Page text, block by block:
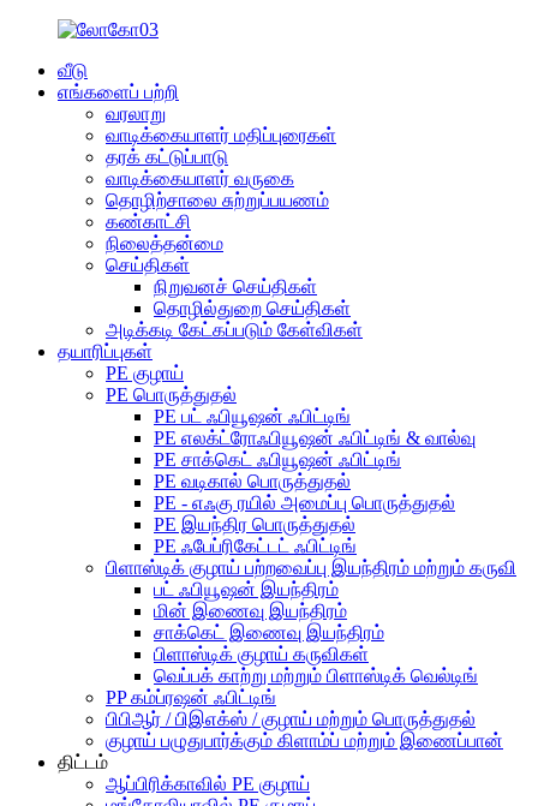
வீடு
எங்களைப் பற்றி
வரலாறு
வாடிக்கையாளர் மதிப்புரைகள்
தரக் கட்டுப்பாடு
வாடிக்கையாளர் வருகை
தொழிற்சாலை சுற்றுப்பயணம்
கண்காட்சி
நிலைத்தன்மை
செய்திகள்
நிறுவனச் செய்திகள்
தொழில்துறை செய்திகள்
அடிக்கடி கேட்கப்படும் கேள்விகள்
தயாரிப்புகள்
PE குழாய்
PE பொருத்துதல்
PE பட் ஃபியூஷன் ஃபிட்டிங்
PE எலக்ட்ரோஃபியூஷன் ஃபிட்டிங் & வால்வு
PE சாக்கெட் ஃபியூஷன் ஃபிட்டிங்
PE வடிகால் பொருத்துதல்
PE - எஃகு ரயில் அமைப்பு பொருத்துதல்
PE இயந்திர பொருத்துதல்
PE ஃபேப்ரிகேட்டட் ஃபிட்டிங்
பிளாஸ்டிக் குழாய் பற்றவைப்பு இயந்திரம் மற்றும் கருவி
பட் ஃபியூஷன் இயந்திரம்
மின் இணைவு இயந்திரம்
சாக்கெட் இணைவு இயந்திரம்
பிளாஸ்டிக் குழாய் கருவிகள்
வெப்பக் காற்று மற்றும் பிளாஸ்டிக் வெல்டிங்
PP கம்ப்ரஷன் ஃபிட்டிங்
பிபிஆர் / பிஇஎக்ஸ் / குழாய் மற்றும் பொருத்துதல்
குழாய் பழுதுபார்க்கும் கிளாம்ப் மற்றும் இணைப்பான்
திட்டம்
ஆப்பிரிக்காவில் PE குழாய்